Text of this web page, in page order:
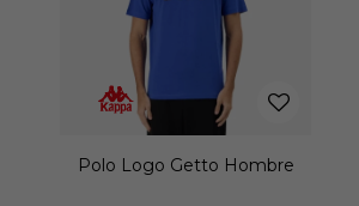
Polo Logo Getto Hombre